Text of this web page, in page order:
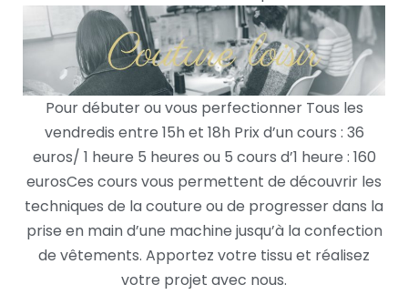
Pour débuter ou vous perfectionnerTous les
vendredis entre 15h et 18h Prix d’un cours : 36
euros/ 1 heure 5 heures ou 5 cours d’1 heure : 160
eurosCes cours vous permettent de découvrir les
techniques de la couture ou de progresser dans la
prise en main d’une machine jusqu’à la confection
de vêtements. Apportez votre tissu et réalisez
votre projet avec nous.